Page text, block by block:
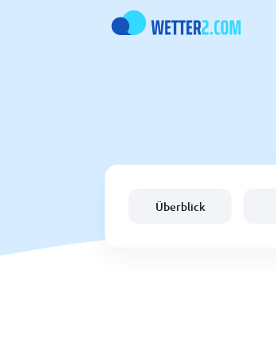
Überblick